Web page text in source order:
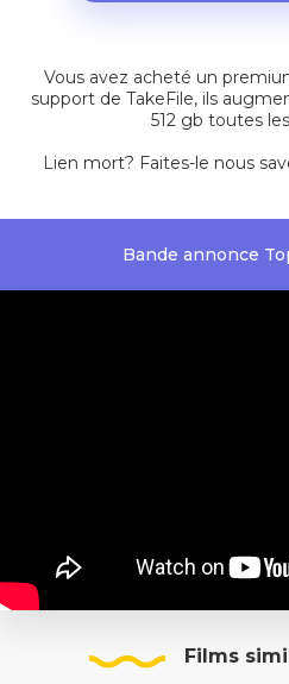
Vous avez acheté un
support de TakeFile, ils
512 gb toutes
Lien mort? Faites-le nous
Bande annonce
Films